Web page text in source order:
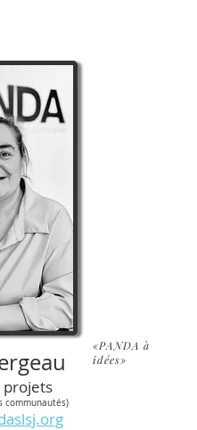
«PANDA à
idées»
projets
communautés)